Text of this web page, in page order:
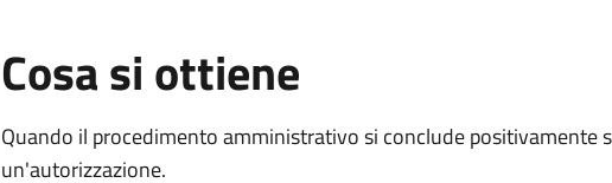
Cosa si ottiene
Quando il procedimento amministrativo si conclude positivamente
un'autorizzazione.